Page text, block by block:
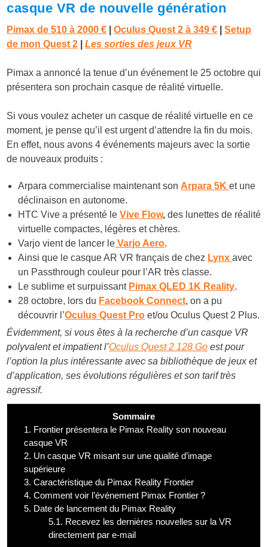
casque VR de nouvelle génération
Pimax de 510 à 2000 € |Oculus Quest 2 à 349 € |Setup
de mon Quest 2 |Les sorties des jeux VR
Pimax a annoncé la tenue d’un événement le 25 octobre qui
présentera son prochain casque de réalité virtuelle.
Si vous voulez acheter un casque de réalité virtuelle en ce
moment, je pense qu’il est urgent d’attendre la fin du mois.
En effet, nous avons 4 événements majeurs avec la sortie
de nouveaux produits :
Arpara commercialise maintenant son Arpara 5Ket une
déclinaison en autonome.
HTC Vive a présenté leVive Flow,des lunettes de réalité
virtuelle compactes, légères et chères.
Varjo vient de lancer le Varjo Aero.
Ainsi que le casque AR VR français de chez Lynx avec
un Passthrough couleur pour l’AR très classe.
Le sublime et surpuissant Pimax QLED 1K Reality.
28 octobre, lors du Facebook Connect, on a pu
découvrir l’Oculus Quest Pro et/ou Oculus Quest 2 Plus.
Évidemment, si vous êtes à la recherche d’un casque VR
polyvalent et impatient l’Oculus Quest 2 128 Go est pour
l’option la plus intéressante avec sa bibliothèque de jeux et
d’application, ses évolutions régulières et son tarif très
agressif.
Sommaire
1. Frontier présentera le Pimax Reality son nouveau
casque VR
2. Un casque VR misant sur une qualité d’image
supérieure
3. Caractéristique du Pimax Reality Frontier
4. Comment voir l’événement Pimax Frontier ?
5. Date de lancement du Pimax Reality
5.1. Recevez les dernières nouvelles sur la VR
directement par e-mail